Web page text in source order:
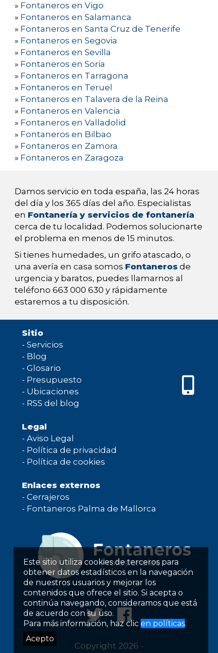
Este sitio utiliza cookies de terceros para
obtener datos estadísticos en la navegación
de nuestros usuarios y mejorar los
contenidos que ofrece el sitio. Si acepta o
continúa navegando, consideramos que está
de acuerdo con su uso.
Para más información, haz clic en políticas.
Acepto
» Fontaneros en Vigo
» Fontaneros en Salamanca
» Fontaneros en Santa Cruz de Tenerife
» Fontaneros en Segovia
» Fontaneros en Sevilla
» Fontaneros en Soria
» Fontaneros en Tarragona
» Fontaneros en Teruel
» Fontaneros en Talavera de la Reina
» Fontaneros en Valencia
» Fontaneros en Valladolid
» Fontaneros en Bilbao
» Fontaneros en Zamora
» Fontaneros en Zaragoza
Damos servicio en toda españa, las 24 horas
del día y los 365 días del año. Especialistas
en Fontanería y servicios de fontanería
cerca de tu localidad. Podemos solucionarte
el problema en menos de 15 minutos.
Si tienes humedades, un grifo atascado, o
una avería en casa somos Fontaneros de
urgencia y baratos, puedes llamarnos al
teléfono 663 000 630 y rápidamente
estaremos a tu disposición.
Sitio
- Servicios
- Blog
- Glosario
- Presupuesto
- Ubicaciones
- RSS del blog
Legal
- Aviso Legal
- Política de privacidad
- Política de cookies
Enlaces externos
- Cerrajeros
- Fontaneros Palma de Mallorca
Copyright 2026 -